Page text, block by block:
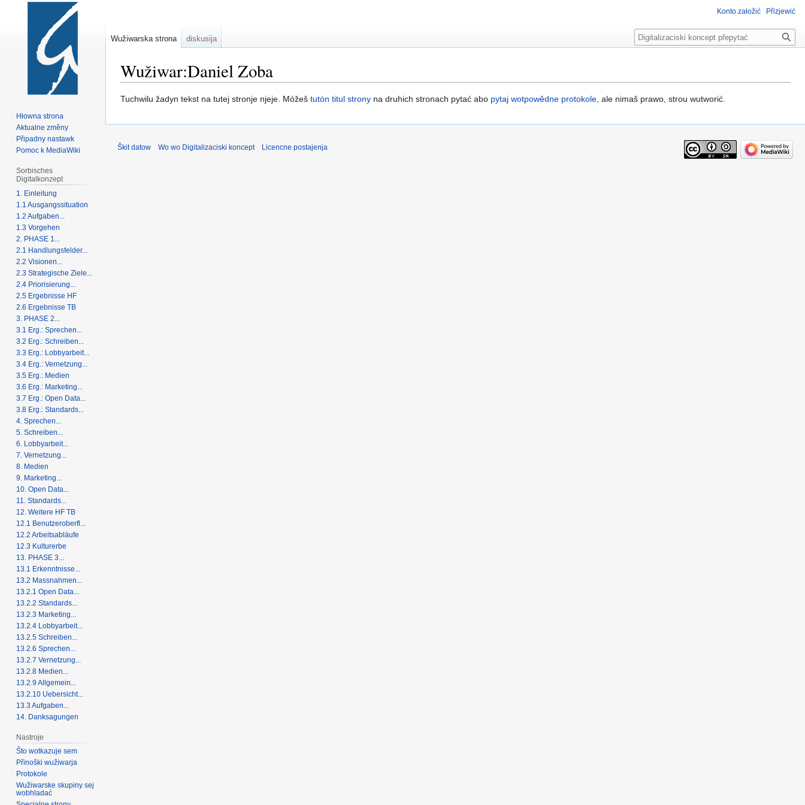
Wužiwar:Daniel Zoba
Zur
springen
Zur
springen
Tuchwilu žadyn tekst na tutej stronje njeje. Móžeš tutón titul strony na druhich stronach pytać abo pytaj wotpowědne protokole, ale nimaš prawo, strou wutworić.
Konto załožić Přizjewić
Wužiwarska strona diskusija
Pytać
Hłowna strona
Aktualne změny
Připadny nastawk
Pomoc k MediaWiki
Sorbisches
Digitalkonzept
1. Einleitung
1.1 Ausgangssituation
1.2 Aufgaben...
1.3 Vorgehen
2. PHASE 1...
2.1 Handlungsfelder...
2.2 Visionen...
2.3 Strategische Ziele...
2.4 Priorisierung...
2.5 Ergebnisse HF
2.6 Ergebnisse TB
3. PHASE 2...
3.1 Erg.: Sprechen...
3.2 Erg.: Schreiben...
3.3 Erg.: Lobbyarbeit...
3.4 Erg.: Vernetzung...
3.5 Erg.: Medien
3.6 Erg.: Marketing...
3.7 Erg.: Open Data...
3.8 Erg.: Standards...
4. Sprechen...
5. Schreiben...
6. Lobbyarbeit...
7. Vernetzung...
8. Medien
9. Marketing...
10. Open Data...
11. Standards...
12. Weitere HF TB
12.1 Benutzeroberfl...
12.2 Arbeitsabläufe
12.3 Kulturerbe
13. PHASE 3...
13.1 Erkenntnisse...
13.2 Massnahmen...
13.2.1 Open Data...
13.2.2 Standards...
13.2.3 Marketing...
13.2.4 Lobbyarbeit...
13.2.5 Schreiben...
13.2.6 Sprechen...
13.2.7 Vernetzung...
13.2.8 Medien...
13.2.9 Allgemein...
13.2.10 Uebersicht...
13.3 Aufgaben...
14. Danksagungen
Nastroje
Što wotkazuje sem
Přinoški wužiwarja
Protokole
Wužiwarske skupiny sej
wobhladać
Škit datow Wo wo Digitalizaciski koncept Licencne postajenja